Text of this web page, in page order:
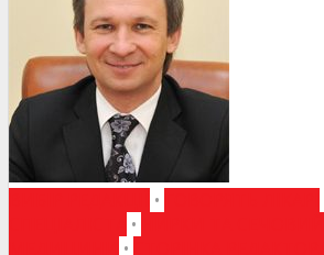
•
•
•